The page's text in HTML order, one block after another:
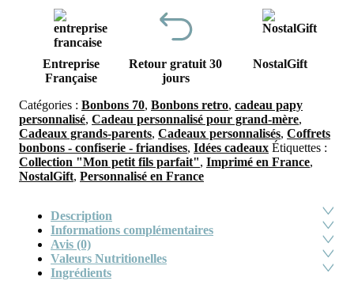
Entreprise
Française
Retour gratuit 30
jours
NostalGift
Catégories : Bonbons 70, Bonbons retro, cadeau papy
personnalisé, Cadeau personnalisé pour grand-mère,
Cadeaux grands-parents, Cadeaux personnalisés, Coffrets
bonbons - confiserie - friandises, Idées cadeaux Étiquettes :
Collection "Mon petit fils parfait", Imprimé en France,
NostalGift, Personnalisé en France
Description
Informations complémentaires
Avis (0)
Valeurs Nutritionelles
Ingrédients